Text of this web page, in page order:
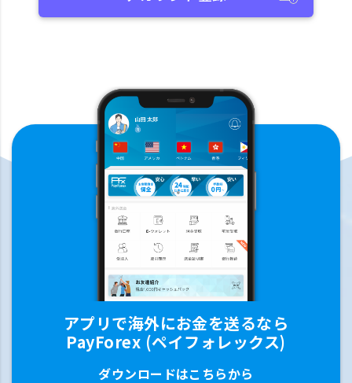
アプリで海外にお金を送るなら
PayForex (ペイフォレックス)
ダウンロードはこちらから